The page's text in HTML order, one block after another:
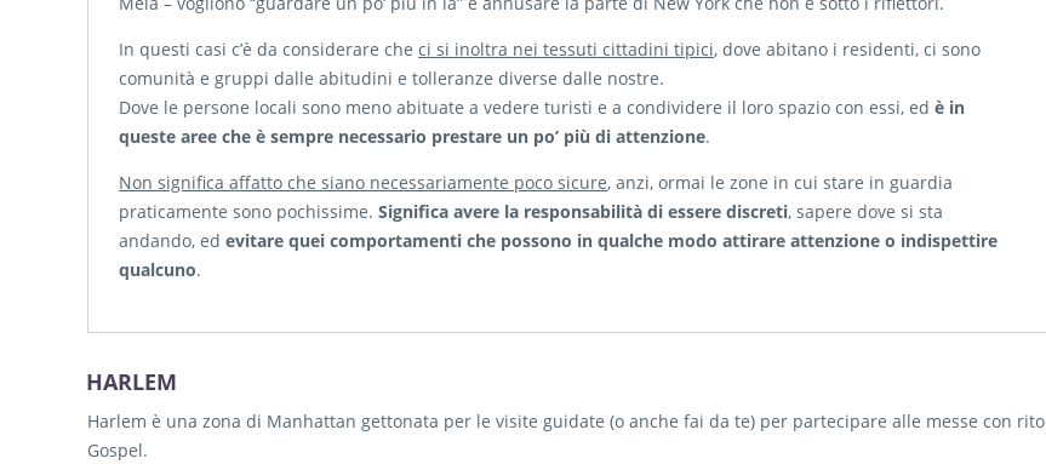
In questi casi c’è da considerare checi si inoltra nei tessuti cittadini tipici, dove abitano i residenti, ci sono
comunità e gruppi dalle abitudini e tolleranze diverse dalle nostre.
Dove le persone locali sono meno abituate a vedere turisti e a condividere il loro spazio con essi, edè in
queste aree che è sempre necessario prestare un po’ più di attenzione.
Non significa affatto che siano necessariamente poco sicure, anzi, ormai le zone in cui stare in guardia
praticamente sono pochissime.Significa avere la responsabilità di essere discreti, sapere dove si sta
andando, edevitare quei comportamenti che possono in qualche modo attirare attenzione o indispettire
qualcuno.
HARLEM
Harlem è una zona di Manhattan gettonata per le visite guidate (o anche fai da te) per partecipare alle messe con rito
Gospel.